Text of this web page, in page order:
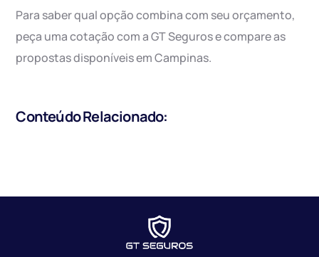
Para saber qual opção combina com seu orçamento,
peça uma cotação com a GT Seguros e compare as
propostas disponíveis em Campinas.
Conteúdo Relacionado: